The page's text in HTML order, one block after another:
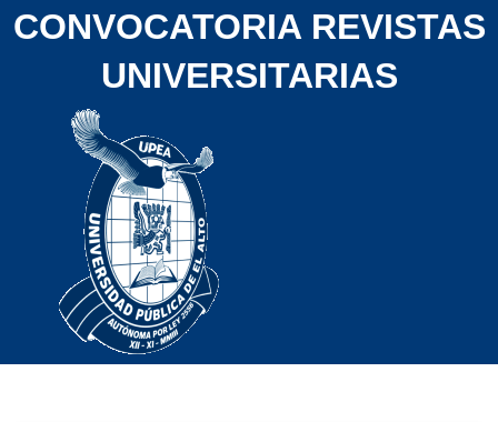
CONVOCATORIA REVISTAS
UNIVERSITARIAS